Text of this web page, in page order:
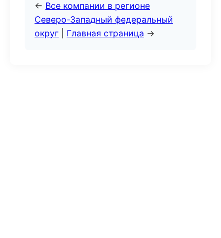
← Все компании в регионе
Северо-Западный федеральный
округ
Главная страница →